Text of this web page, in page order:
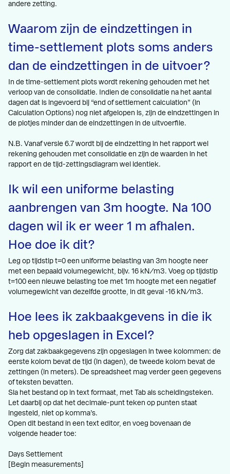
andere zetting.
Waarom zijn de eindzettingen in
time-settlement plots soms anders
dan de eindzettingen in de uitvoer?
In de time-settlement plots wordt rekening gehouden met het
verloop van de consolidatie. Indien de consolidatie na het aantal
dagen dat is ingevoerd bij “end of settlement calculation” (in
Calculation Options) nog niet afgelopen is, zijn de eindzettingen in
de plotjes minder dan de eindzettingen in de uitvoerfile.
N.B. Vanaf versie 6.7 wordt bij de eindzetting in het rapport wel
rekening gehouden met consolidatie en zijn de waarden in het
rapport en de tijd-zettingsdiagram wel identiek.
Ik wil een uniforme belasting
aanbrengen van 3m hoogte. Na 100
dagen wil ik er weer 1 m afhalen.
Hoe doe ik dit?
Leg op tijdstip t=0 een uniforme belasting van 3m hoogte neer
met een bepaald volumegewicht, bijv. 16 kN/m3. Voeg op tijdstip
t=100 een nieuwe belasting toe met 1m hoogte met een negatief
volumegewicht van dezelfde grootte, in dit geval -16 kN/m3.
Hoe lees ik zakbaakgevens in die ik
heb opgeslagen in Excel?
Zorg dat zakbaakgegevens zijn opgeslagen in twee kolommen: de
eerste kolom bevat de tijd (in dagen), de tweede kolom bevat de
zettingen (in meters). De spreadsheet mag verder geen gegevens
of teksten bevatten.
Sla het bestand op in text formaat, met Tab als scheidingsteken.
Let daarbij op dat het decimale-punt teken op punten staat
ingesteld, niet op komma’s.
Open dit bestand in een text editor, en voeg bovenaan de
volgende header toe:
Days Settlement
[Begin measurements]